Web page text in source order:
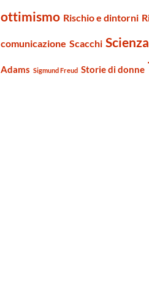
ottimismo Rischio e dintorni
comunicazione Scacchi
Adams Sigmund Freud Storie di donne